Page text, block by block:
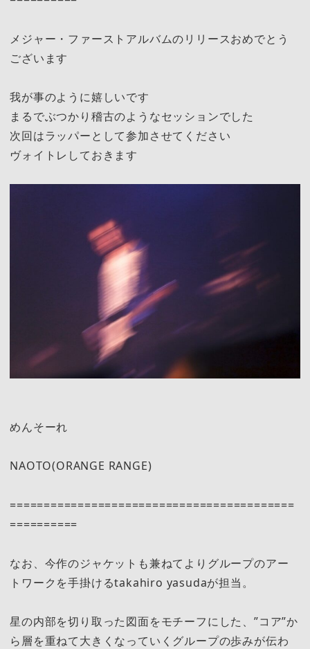
メジャー・ファーストアルバムのリリースおめでとう
ございます
我が事のように嬉しいです
まるでぶつかり稽古のようなセッションでした
次回はラッパーとして参加させてください
ヴォイトレしておきます
めんそーれ
NAOTO(ORANGE RANGE)
==========================================
==========
なお、今作のジャケットも兼ねてよりグループのアー
トワークを手掛けるtakahiro yasudaが担当。
星の内部を切り取った図面をモチーフにした、”コア”か
ら層を重ねて大きくなっていくグループの歩みが伝わ